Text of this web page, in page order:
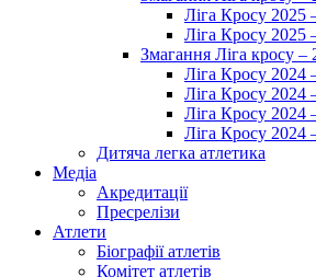
Ліга Кросу 2025
Ліга Кросу 2025
Змагання Ліга кросу –
Ліга Кросу 2024
Ліга Кросу 2024
Ліга Кросу 2024
Ліга Кросу 2024
Дитяча легка атлетика
Медіа
Акредитації
Пресрелізи
Атлети
Біографії атлетів
Комітет атлетів